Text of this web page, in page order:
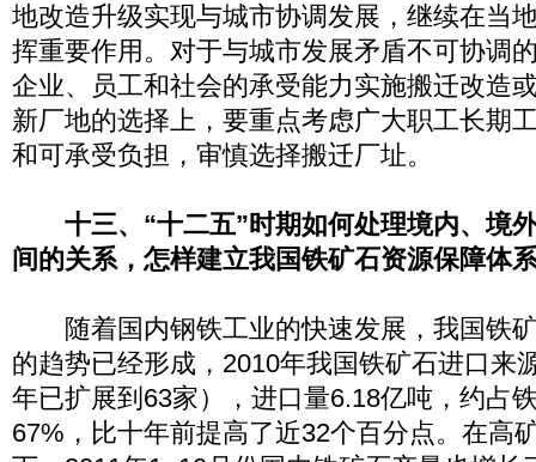
地改造升级实现与城市协调发展，继续在当
挥重要作用。对于与城市发展矛盾不可协调
企业、员工和社会的承受能力实施搬迁改造
新厂地的选择上，要重点考虑广大职工长期
和可承受负担，审慎选择搬迁厂址。
十三、“十二五”时期如何处理境内、境
间的关系，怎样建立我国铁矿石资源保障体
随着国内钢铁工业的快速发展，我国铁
的趋势已经形成，2010年我国铁矿石进口来
年已扩展到63家），进口量6.18亿吨，约占
67%，比十年前提高了近32个百分点。在高